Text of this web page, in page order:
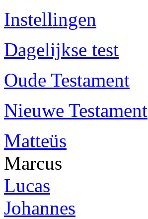
Instellingen
Dagelijkse test
Oude Testament
Nieuwe Testament
Matteüs
Marcus
Lucas
Johannes